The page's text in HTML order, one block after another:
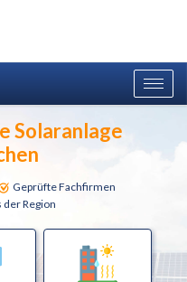
Solaranlage
Geprüfte Fachfirmen
der Region